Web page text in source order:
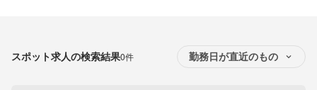
スポット求人の検索結果0件 勤務日が直近のもの